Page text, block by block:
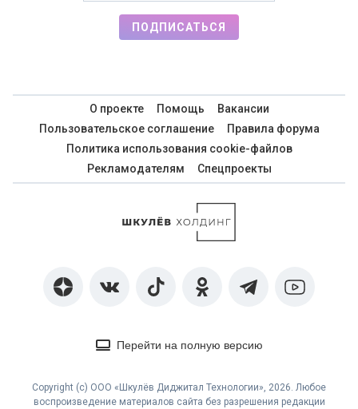
ПОДПИСАТЬСЯ
О проекте Помощь
Вакансии
Пользовательское соглашение
Правила форума
Политика использования cookie-файлов
Рекламодателям
Спецпроекты
Перейти на полную версию
Copyright (с) ООО «Шкулёв Диджитал Технологии», 2026. Любое
воспроизведение материалов сайта без разрешения редакции